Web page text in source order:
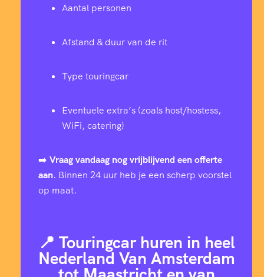
Aantal personen
Afstand & duur van de rit
Type touringcar
Eventuele extra’s (zoals host/hostess,
WiFi, catering)
➡️ Vraag vandaag nog vrijblijvend een offerte
aan. Binnen 24 uur heb je een scherp voorstel
op maat.
📍 Touringcar huren in heel
Nederland Van Amsterdam